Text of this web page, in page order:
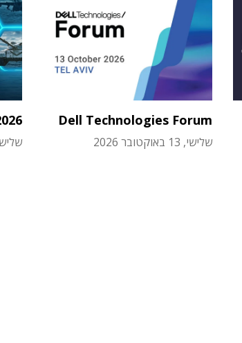
Dell Technologies Forum
שלישי, 13 באוקטובר 2026 שלישי, 20